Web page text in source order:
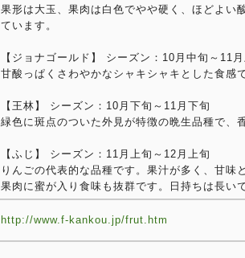
果形は大玉、果肉は白色でやや硬く、ほどよい
ています。
【ジョナゴールド】 シーズン：10月中旬～11
甘酸っぱくさわやかなシャキシャキとした食感で
【王林】 シーズン：10月下旬～11月下旬
緑色に斑点のついた外見が特徴の晩生品種で、
【ふじ】 シーズン：11月上旬～12月上旬
りんごの代表的な品種です。果汁が多く、甘味
果肉に蜜が入り食味も抜群です。日持ちは長いで
http://www.f-kankou.jp/frut.htm